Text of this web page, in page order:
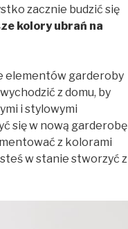
zacznie budzić się
kolory ubrań na
elementów garderoby
z domu, by
i stylowymi
się w nową garderobę
z kolorami
w stanie stworzyć z